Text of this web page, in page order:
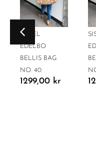
SISSEL
EDELBO
BELLIS BAG
NO. 40
1299,00 kr